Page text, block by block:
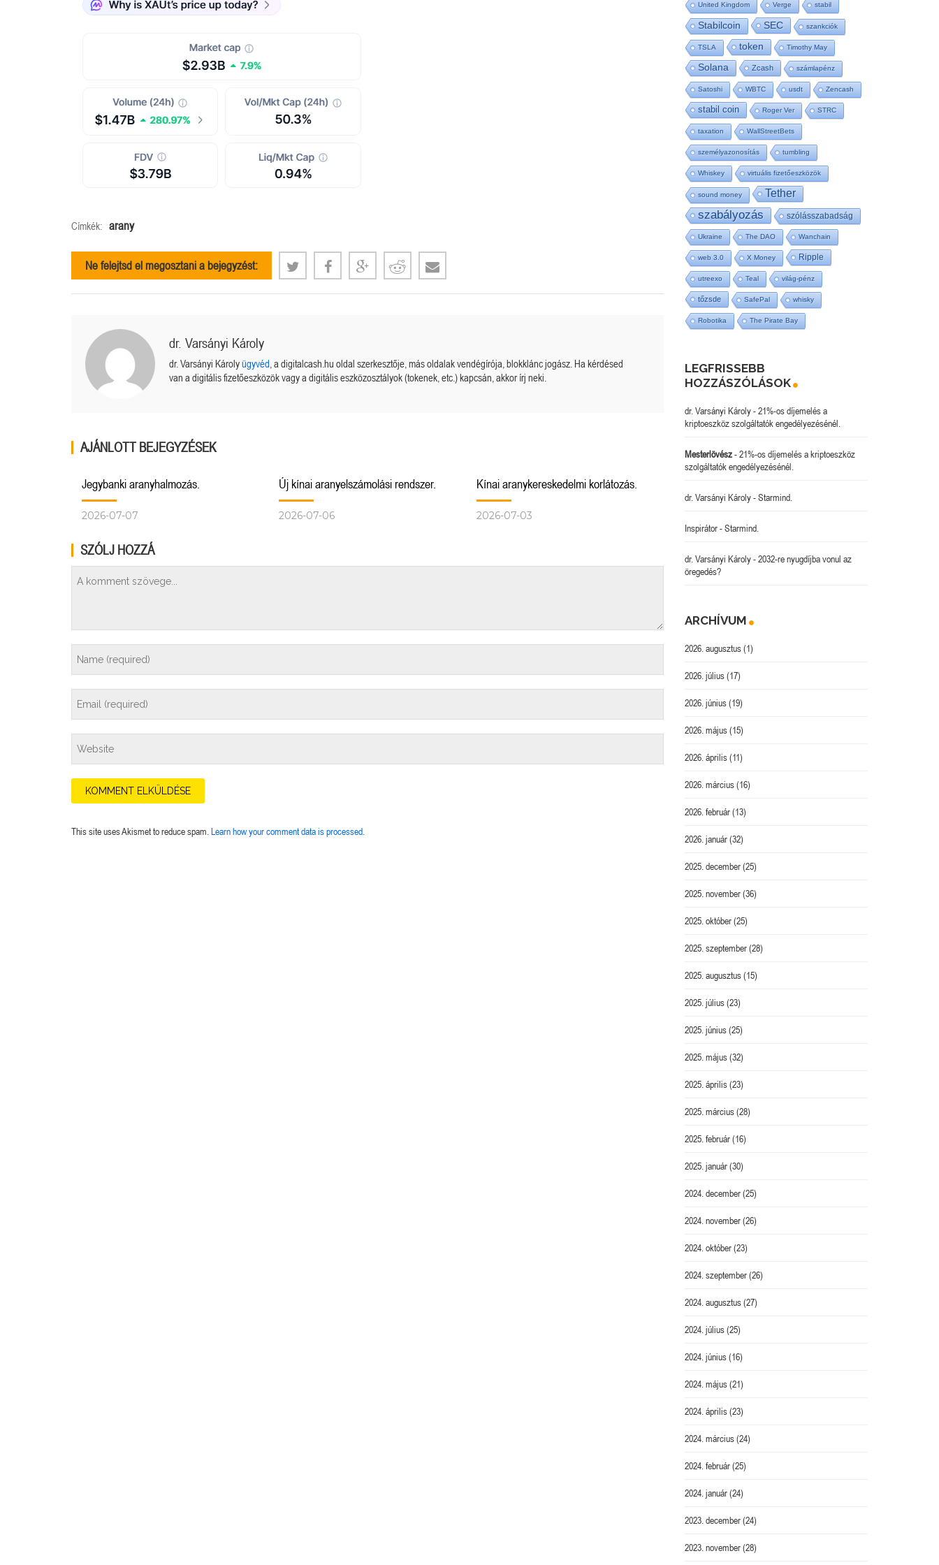
Címkék: arany
Ne felejtsd el megosztani a bejegyzést:
dr. Varsányi Károly
dr. Varsányi Károlyügyvéd , a digitalcash.hu oldal szerkesztője, más oldalak vendégírója, blokklánc jogász. Ha kérdésed
van a digitális fizetőeszközök vagy a digitális eszközosztályok (tokenek, etc.) kapcsán, akkor írj neki.
AJÁNLOTT BEJEGYZÉSEK
Jegybanki aranyhalmozás.
2026-07-07
Új kínai aranyelszámolási rendszer.
2026-07-06
Kínai aranykereskedelmi korlátozás.
2026-07-03
SZÓLJ HOZZÁ
This site uses Akismet to reduce spam. Learn how your comment data is processed.
United Kingdom Verge stabil
Stabilcoin SEC szankciók
TSLA token Timothy May
Solana Zcash számlapénz
Satoshi WBTC usdt Zencash
stabil coin Roger Ver STRC
taxation WallStreetBets
személyazonosítás tumbling
Whiskey virtuális fizetőeszközök
sound money Tether
szabályozás szólásszabadság
Ukraine The DAO Wanchain
web 3.0 X Money Ripple
utreexo Teal világ-pénz
tőzsde SafePal whisky
Robotika The Pirate Bay
LEGFRISSEBB
HOZZÁSZÓLÁSOK
dr. Varsányi Károly-21%-os díjemelés a
kriptoeszköz szolgáltatók engedélyezésénél.
Mesterlövész-21%-os díjemelés a kriptoeszköz
szolgáltatók engedélyezésénél.
dr. Varsányi Károly-Starmind.
Inspirátor-Starmind.
dr. Varsányi Károly-2032-re nyugdíjba vonul az
öregedés?
ARCHÍVUM
2026. augusztus(1)
2026. július(17)
2026. június(19)
2026. május(15)
2026. április(11)
2026. március(16)
2026. február(13)
2026. január(32)
2025. december(25)
2025. november(36)
2025. október(25)
2025. szeptember(28)
2025. augusztus(15)
2025. július(23)
2025. június(25)
2025. május(32)
2025. április(23)
2025. március(28)
2025. február(16)
2025. január(30)
2024. december(25)
2024. november(26)
2024. október(23)
2024. szeptember(26)
2024. augusztus(27)
2024. július(25)
2024. június(16)
2024. május(21)
2024. április(23)
2024. március(24)
2024. február(25)
2024. január(24)
2023. december(24)
2023. november(28)